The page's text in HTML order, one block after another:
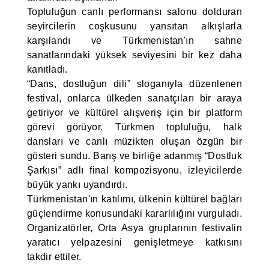
Topluluğun canlı performansı salonu dolduran
seyircilerin coşkusunu yansıtan alkışlarla
karşılandı ve Türkmenistan'ın sahne
sanatlarındaki yüksek seviyesini bir kez daha
kanıtladı.
“Dans, dostluğun dili” sloganıyla düzenlenen
festival, onlarca ülkeden sanatçıları bir araya
getiriyor ve kültürel alışveriş için bir platform
görevi görüyor. Türkmen topluluğu, halk
dansları ve canlı müzikten oluşan özgün bir
gösteri sundu. Barış ve birliğe adanmış “Dostluk
Şarkısı” adlı final kompozisyonu, izleyicilerde
büyük yankı uyandırdı.
Türkmenistan'ın katılımı, ülkenin kültürel bağları
güçlendirme konusundaki kararlılığını vurguladı.
Organizatörler, Orta Asya gruplarının festivalin
yaratıcı yelpazesini genişletmeye katkısını
takdir ettiler.